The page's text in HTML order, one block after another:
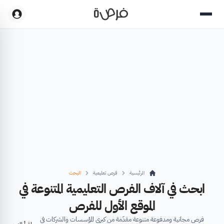
الرئيسية فرص تعليمية البحث
ابحث في آلاف الفرص التعليمية المتنوعة في
الموقع الأول للفرص
فرص مجانية ومدفوعة متنوعة مقدّمة من كبرى المؤسسات والشركات في